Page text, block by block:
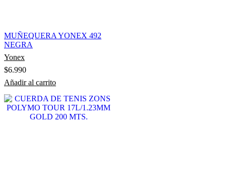
MUÑEQUERA YONEX 492
NEGRA
Yonex
$6.990
Añadir al carrito